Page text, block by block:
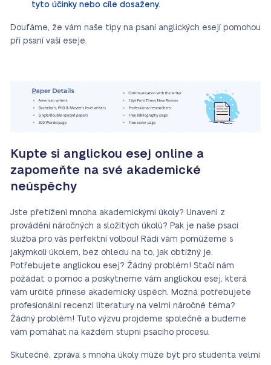
tyto účinky nebo cíle dosaženy.
Doufáme, že vám naše tipy na psaní anglických esejí pomohou
při psaní vaší eseje.
Kupte si anglickou esej online a
zapomeňte na své akademické
neúspěchy
Jste přetíženi mnoha akademickými úkoly? Unaveni z
provádění náročných a složitých úkolů? Pak je naše psací
služba pro vás perfektní volbou! Rádi vám pomůžeme s
jakýmkoli úkolem, bez ohledu na to, jak obtížný je.
Potřebujete anglickou esej? Žádný problém! Stačí nám
požádat o pomoc a poskytneme vám anglickou esej, která
vám určitě přinese akademický úspěch. Možná potřebujete
profesionální recenzi literatury na velmi náročné téma?
Žádný problém! Tuto výzvu projdeme společně a budeme
vám pomáhat na každém stupni psacího procesu.
Skutečně, zpráva s mnoha úkoly může být pro studenta velmi